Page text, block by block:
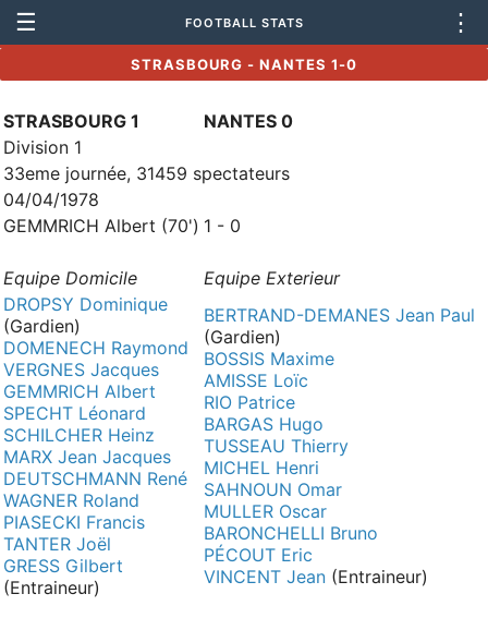
☰ FOOTBALL STATS ⋮
STRASBOURG - NANTES 1-0
STRASBOURG 1
NANTES 0
Division 1
33eme journée, 31459 spectateurs
04/04/1978
GEMMRICH Albert (70') 1 - 0
Equipe Domicile
Equipe Exterieur
DROPSY Dominique
(Gardien)
DOMENECH Raymond
VERGNES Jacques
GEMMRICH Albert
SPECHT Léonard
SCHILCHER Heinz
MARX Jean Jacques
DEUTSCHMANN René
WAGNER Roland
PIASECKI Francis
TANTER Joël
GRESS Gilbert
(Entraineur)
BERTRAND-DEMANES Jean Paul
(Gardien)
BOSSIS Maxime
AMISSE Loïc
RIO Patrice
BARGAS Hugo
TUSSEAU Thierry
MICHEL Henri
SAHNOUN Omar
MULLER Oscar
BARONCHELLI Bruno
PÉCOUT Eric
VINCENT Jean (Entraineur)